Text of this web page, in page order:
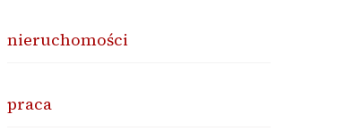
nieruchomości
praca